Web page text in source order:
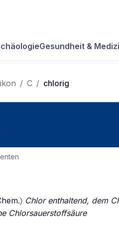
Gesundheit &
/ C / chlorig
Chlor enthaltend, dem
Chlorsauerstoffsäure